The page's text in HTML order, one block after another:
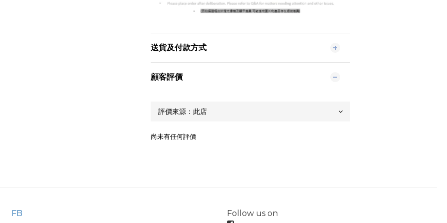
送貨及付款方式
顧客評價
尚未有任何評價
FB Follow us on